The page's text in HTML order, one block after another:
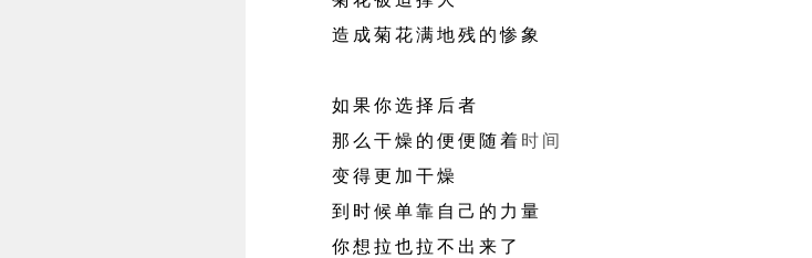
造成菊花满地残的惨象
如果你选择后者
那么干燥的便便随着时间
变得更加干燥
到时候单靠自己的力量
你想拉也拉不出来了